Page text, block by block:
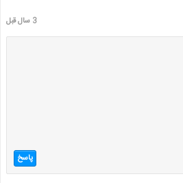
3 سال قبل
پاسخ